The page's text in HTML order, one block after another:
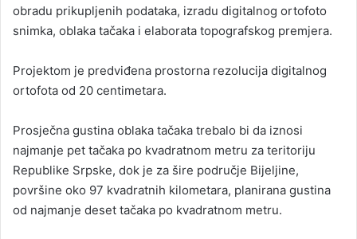
obradu prikupljenih podataka, izradu digitalnog ortofoto
snimka, oblaka tačaka i elaborata topografskog premjera.
Projektom je predviđena prostorna rezolucija digitalnog
ortofota od 20 centimetara.
Prosječna gustina oblaka tačaka trebalo bi da iznosi
najmanje pet tačaka po kvadratnom metru za teritoriju
Republike Srpske, dok je za šire područje Bijeljine,
površine oko 97 kvadratnih kilometara, planirana gustina
od najmanje deset tačaka po kvadratnom metru.